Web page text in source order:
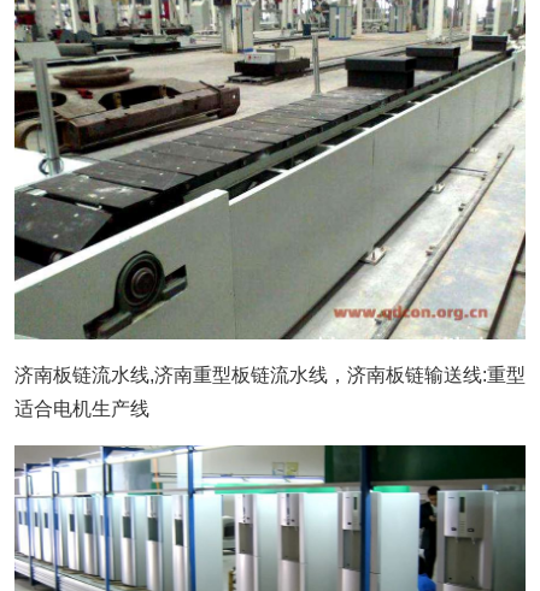
济南板链流水线,济南重型板链流水线，济南板链输送线:重型
适合电机生产线